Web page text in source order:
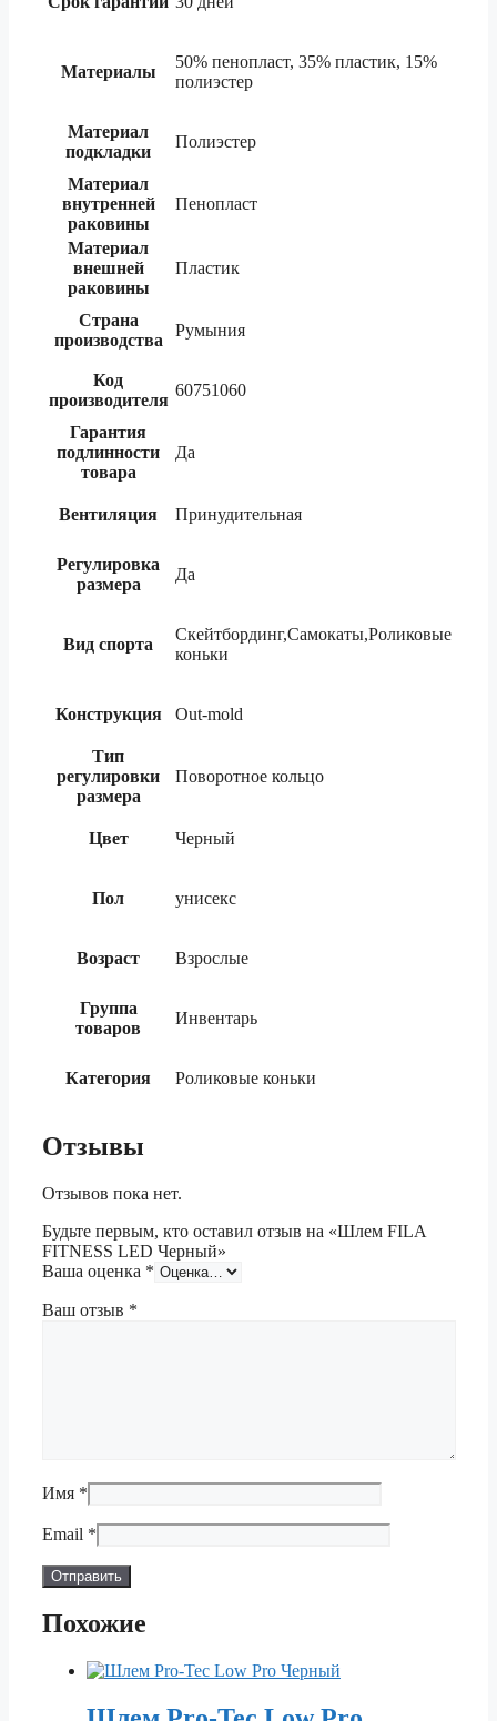
Материалы
50% пенопласт, 35% пластик, 15%
полиэстер
Материал
подкладки
Полиэстер
Материал
внутренней
раковины
Пенопласт
Материал
внешней
раковины
Пластик
Страна
производства
Румыния
Код
производителя
60751060
Гарантия
подлинности
товара
Да
Вентиляция Принудительная
Регулировка
размера
Да
Вид спорта
Скейтбординг,Самокаты,Роликовые
коньки
Конструкция Out-mold
Тип
регулировки
размера
Поворотное кольцо
Цвет Черный
Пол унисекс
Возраст Взрослые
Группа
товаров
Инвентарь
Категория Роликовые коньки
Отзывы
Отзывов пока нет.
Будьте первым, кто оставил отзыв на «Шлем FILA
FITNESS LED Черный»
Ваша оценка *
Ваш отзыв *
Имя *
Email *
Похожие